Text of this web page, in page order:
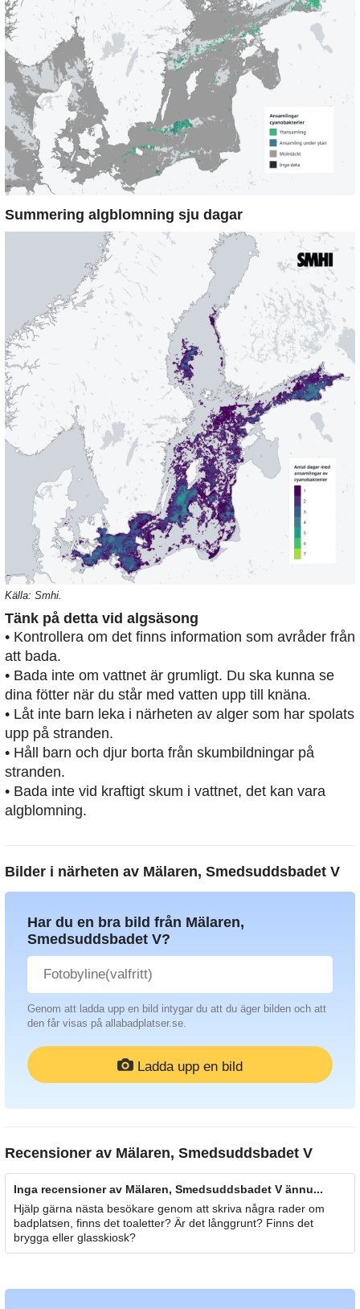
Summering algblomning sju dagar
Källa: Smhi.
Tänk på detta vid algsäsong
• Kontrollera om det finns information som avråder från
att bada.
• Bada inte om vattnet är grumligt. Du ska kunna se
dina fötter när du står med vatten upp till knäna.
• Låt inte barn leka i närheten av alger som har spolats
upp på stranden.
• Håll barn och djur borta från skumbildningar på
stranden.
• Bada inte vid kraftigt skum i vattnet, det kan vara
algblomning.
Bilder i närheten av Mälaren, Smedsuddsbadet V
Har du en bra bild från Mälaren,
Smedsuddsbadet V?
Genom att ladda upp en bild intygar du att du äger bilden och att
den får visas på allabadplatser.se.
Ladda upp en bild
Recensioner av Mälaren, Smedsuddsbadet V
Inga recensioner av Mälaren, Smedsuddsbadet V ännu...
Hjälp gärna nästa besökare genom att skriva några rader om
badplatsen, finns det toaletter? Är det långgrunt? Finns det
brygga eller glasskiosk?